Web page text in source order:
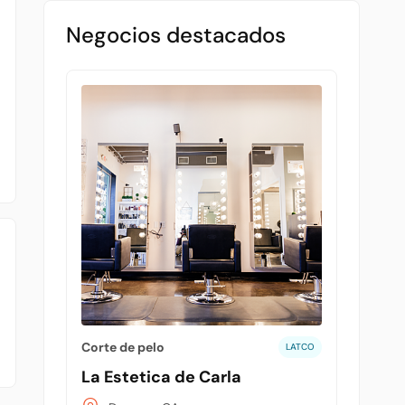
Negocios destacados
Corte de pelo LATCO
La Estetica de Carla